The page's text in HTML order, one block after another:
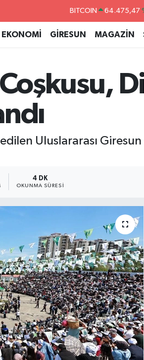
DOLAR 47,5971
55,1336
EKONOMİ GİRESUN MAGAZİN
Uluslararası
4 DK
OKUNMA SÜRESI